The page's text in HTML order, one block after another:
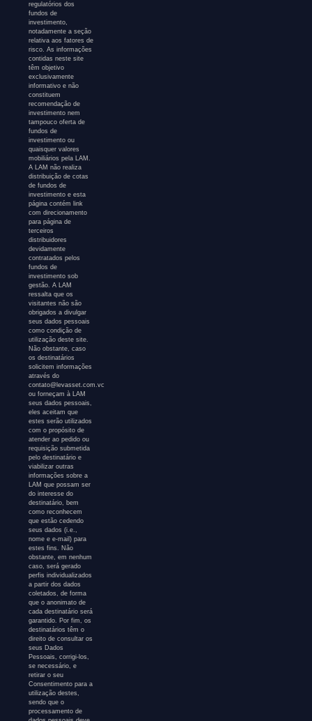
regulatórios dos
fundos de
investimento,
notadamente a seção
relativa aos fatores de
risco. As informações
contidas neste site
têm objetivo
exclusivamente
informativo e não
constituem
recomendação de
investimento nem
tampouco oferta de
fundos de
investimento ou
quaisquer valores
mobiliários pela LAM.
A LAM não realiza
distribuição de cotas
de fundos de
investimento e esta
página contém link
com direcionamento
para página de
terceiros
distribuidores
devidamente
contratados pelos
fundos de
investimento sob
gestão. A LAM
ressalta que os
visitantes não são
obrigados a divulgar
seus dados pessoais
como condição de
utilização deste site.
Não obstante, caso
os destinatários
solicitem informações
através do
contato@levasset.com.vc
ou forneçam à LAM
seus dados pessoais,
eles aceitam que
estes serão utilizados
com o propósito de
atender ao pedido ou
requisição submetida
pelo destinatário e
viabilizar outras
informações sobre a
LAM que possam ser
do interesse do
destinatário, bem
como reconhecem
que estão cedendo
seus dados (i.e.,
nome e e-mail) para
estes fins. Não
obstante, em nenhum
caso, será gerado
perfis individualizados
a partir dos dados
coletados, de forma
que o anonimato de
cada destinatário será
garantido. Por fim, os
destinatários têm o
direito de consultar os
seus Dados
Pessoais, corrigi-los,
se necessário, e
retirar o seu
Consentimento para a
utilização destes,
sendo que o
processamento de